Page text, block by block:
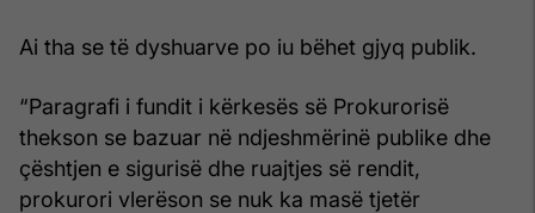
Ai tha se të dyshuarve po iu bëhet gjyq publik.
“Paragrafi i fundit i kërkesës së Prokurorisë
thekson se bazuar në ndjeshmërinë publike dhe
çështjen e sigurisë dhe ruajtjes së rendit,
prokurori vlerëson se nuk ka masë tjetër